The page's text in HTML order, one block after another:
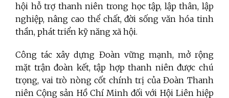
hội hỗ trợ thanh niên trong học tập, lập thân, lập
nghiệp, nâng cao thể chất, đời sống văn hóa tinh
thần, phát triển kỹ năng xã hội.
Công tác xây dựng Đoàn vững mạnh, mở rộng
mặt trận đoàn kết, tập hợp thanh niên được chú
trọng, vai trò nòng cốt chính trị của Đoàn Thanh
niên Cộng sản Hồ Chí Minh đối với Hội Liên hiệp